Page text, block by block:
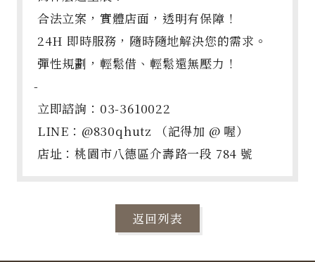
合法立案，實體店面，透明有保障！
24H 即時服務，隨時隨地解決您的需求。
彈性規劃，輕鬆借、輕鬆還無壓力！
-
立即諮詢：03-3610022
LINE：@830qhutz （記得加 @ 喔）
店址：桃園市八德區介壽路一段 784 號
返回列表